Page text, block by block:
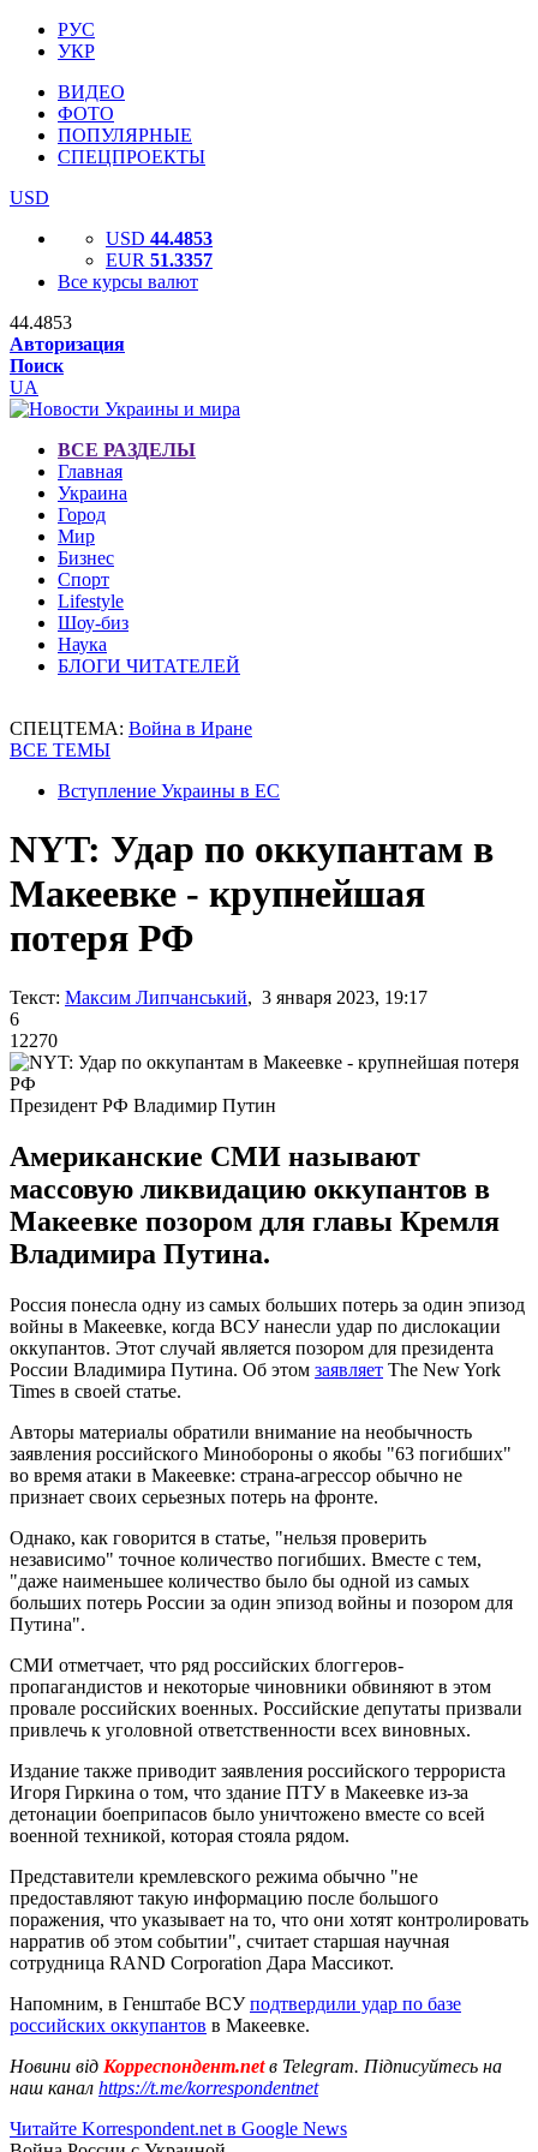
РУС
УКР
ВИДЕО
ФОТО
ПОПУЛЯРНЫЕ
СПЕЦПРОЕКТЫ
USD
USD 44.4853
EUR 51.3357
Все курсы валют
44.4853
Авторизация
Поиск
UA
ВСЕ РАЗДЕЛЫ
Главная
Украина
Город
Мир
Бизнес
Спорт
Lifestyle
Шоу-биз
Наука
БЛОГИ ЧИТАТЕЛЕЙ
СПЕЦТЕМА: Война в Иране
ВСЕ ТЕМЫ
Вступление Украины в ЕС
NYT: Удар по оккупантам в
Макеевке - крупнейшая
потеря РФ
Текст: Максим Липчанський, 3 января 2023, 19:17
6
12270
Президент РФ Владимир Путин
Американские СМИ называют
массовую ликвидацию оккупантов в
Макеевке позором для главы Кремля
Владимира Путина.
Россия понесла одну из самых больших потерь за один эпизод
войны в Макеевке, когда ВСУ нанесли удар по дислокации
оккупантов. Этот случай является позором для президента
России Владимира Путина. Об этом заявляет The New York
Times в своей статье.
Авторы материалы обратили внимание на необычность
заявления российского Минобороны о якобы "63 погибших"
во время атаки в Макеевке: страна-агрессор обычно не
признает своих серьезных потерь на фронте.
Однако, как говорится в статье, "нельзя проверить
независимо" точное количество погибших. Вместе с тем,
"даже наименьшее количество было бы одной из самых
больших потерь России за один эпизод войны и позором для
Путина".
СМИ отметчает, что ряд российских блоггеров-
пропагандистов и некоторые чиновники обвиняют в этом
провале российских военных. Российские депутаты призвали
привлечь к уголовной ответственности всех виновных.
Издание также приводит заявления российского террориста
Игоря Гиркина о том, что здание ПТУ в Макеевке из-за
детонации боеприпасов было уничтожено вместе со всей
военной техникой, которая стояла рядом.
Представители кремлевского режима обычно "не
предоставляют такую информацию после большого
поражения, что указывает на то, что они хотят контролировать
нарратив об этом событии", считает старшая научная
сотрудница RAND Corporation Дара Массикот.
Напомним, в Генштабе ВСУподтвердили удар по базе
российских оккупантов в Макеевке.
Новини від Корреспондент.netв Telegram. Підписуйтесь на
наш канал https://t.me/korrespondentnet
Читайте Korrespondent.net в Google News